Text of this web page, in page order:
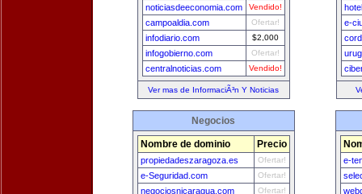
noticiasdeeconomia.com Vendido!
campoaldia.com Ofertar!
infodiario.com $2,000
infogobierno.com Ofertar!
centralnoticias.com Vendido!
Ver mas de InformaciÃ³n Y Noticias
e-
Negocios
Nombre de dominio Precio
propiedadeszaragoza.es Ofertar!
e-Seguridad.com Ofertar!
negociosnicaragua.com Ofertar!
e-